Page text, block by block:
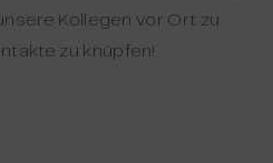
Kollegen vor Ort zu
zu knüpfen!